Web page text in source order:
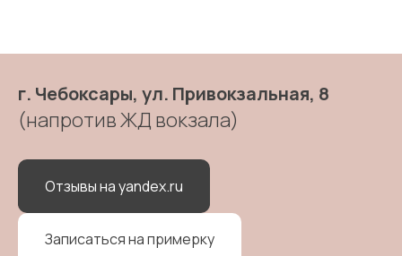
г. Чебоксары, ул. Привокзальная, 8
(напротив ЖД вокзала)
Отзывы на yandex.ru
Записаться на примерку